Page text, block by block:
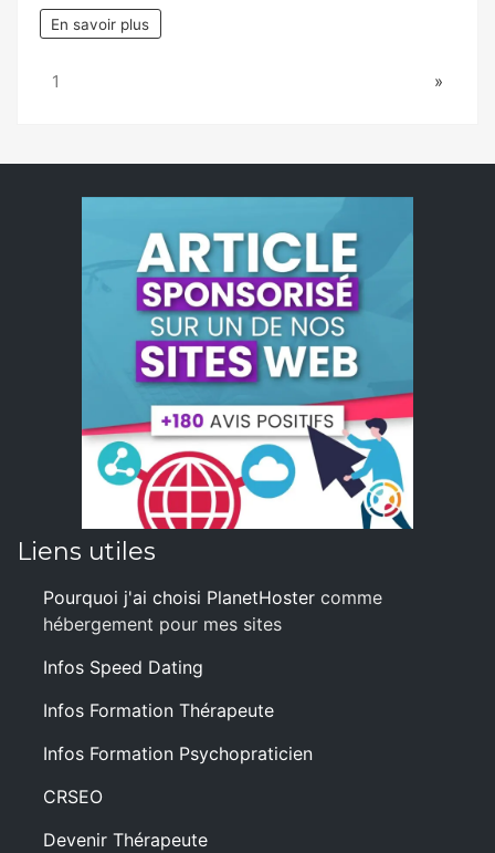
En savoir plus
Page:
1 Next
»
Liens utiles
Pourquoi j'ai choisi PlanetHoster comme
hébergement pour mes sites
Infos Speed Dating
Infos Formation Thérapeute
Infos Formation Psychopraticien
CRSEO
Devenir Thérapeute